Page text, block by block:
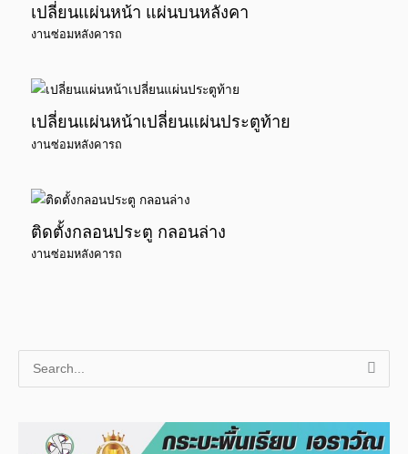
เปลี่ยนแผ่นหน้า แผ่นบนหลังคา
งานซ่อมหลังคารถ
เปลี่ยนแผ่นหน้าเปลี่ยนแผ่นประตูท้าย
งานซ่อมหลังคารถ
ติดตั้งกลอนประตู กลอนล่าง
งานซ่อมหลังคารถ